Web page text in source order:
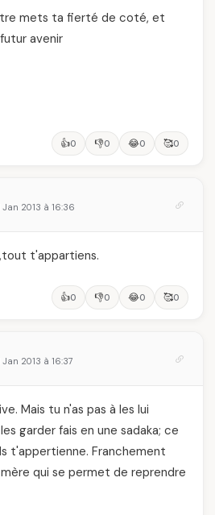
mets ta fierté de coté, et
avenir
👍0 👎0 😂0 🥰0
Jan 2013 à 16:36
t'appartiens.
👍0 👎0 😂0 🥰0
Jan 2013 à 16:37
Mais tu n'as pas à les lui
garder fais en une sadaka; ce
t'appertienne. Franchement
qui se permet de reprendre